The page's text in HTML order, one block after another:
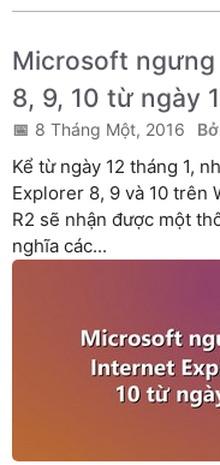
Microsoft
8, 9, 10 từ ngày
8 Tháng Một, 2016
Kể từ ngày 12 tháng 1,
Explorer 8, 9 và 10 trên
R2 sẽ nhận được một
nghĩa các...